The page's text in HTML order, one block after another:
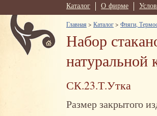
Каталог О фирме
Главная > Каталог> Фляги,
Набор
натуральной
СК.23.Т.Утка
Размер закрытого